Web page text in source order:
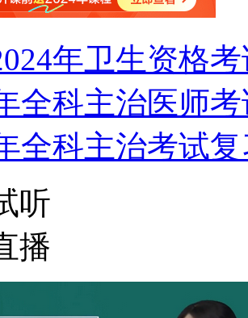
年卫生资格
全科主治医师
全科主治考试
听
播